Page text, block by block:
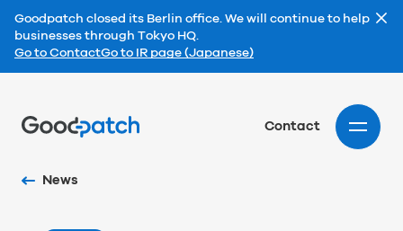
Goodpatch closed its Berlin office. We will continue to help
businesses through Tokyo HQ.
Go to ContactGo to IR page (Japanese)
Contact
News